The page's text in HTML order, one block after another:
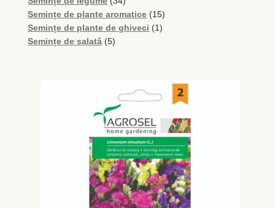
Rozmarin
de
produse
Semințe de plante aromatice 1515
produse
Semințe de plante de ghiveci 11
Semințe de salată 55